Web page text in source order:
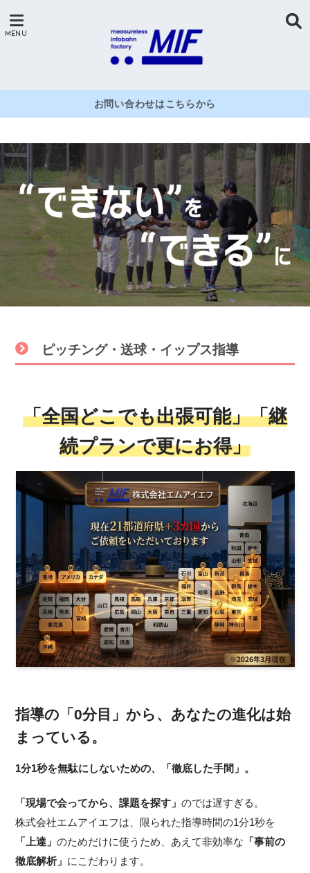
お問い合わせはこちらから
ピッチング・送球・イップス指導
「全国どこでも出張可能」「継
続プランで更にお得」
指導の「0分目」から、あなたの進化は始
まっている。
1分1秒を無駄にしないための、「徹底した手間」。
「現場で会ってから、課題を探す」のでは遅すぎる。
株式会社エムアイエフは、限られた指導時間の1分1秒を
「上達」のためだけに使うため、あえて非効率な 「事前の
徹底解析」 にこだわります。